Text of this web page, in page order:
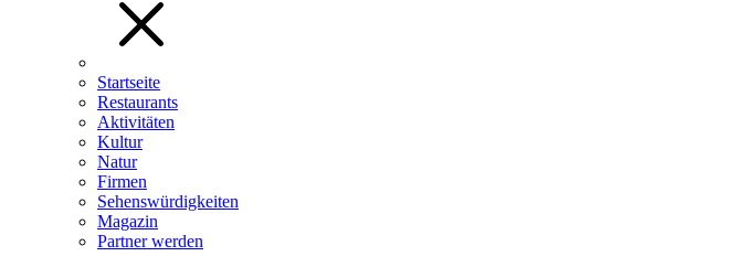
Startseite
Restaurants
Aktivitäten
Kultur
Natur
Firmen
Sehenswürdigkeiten
Magazin
Partner werden